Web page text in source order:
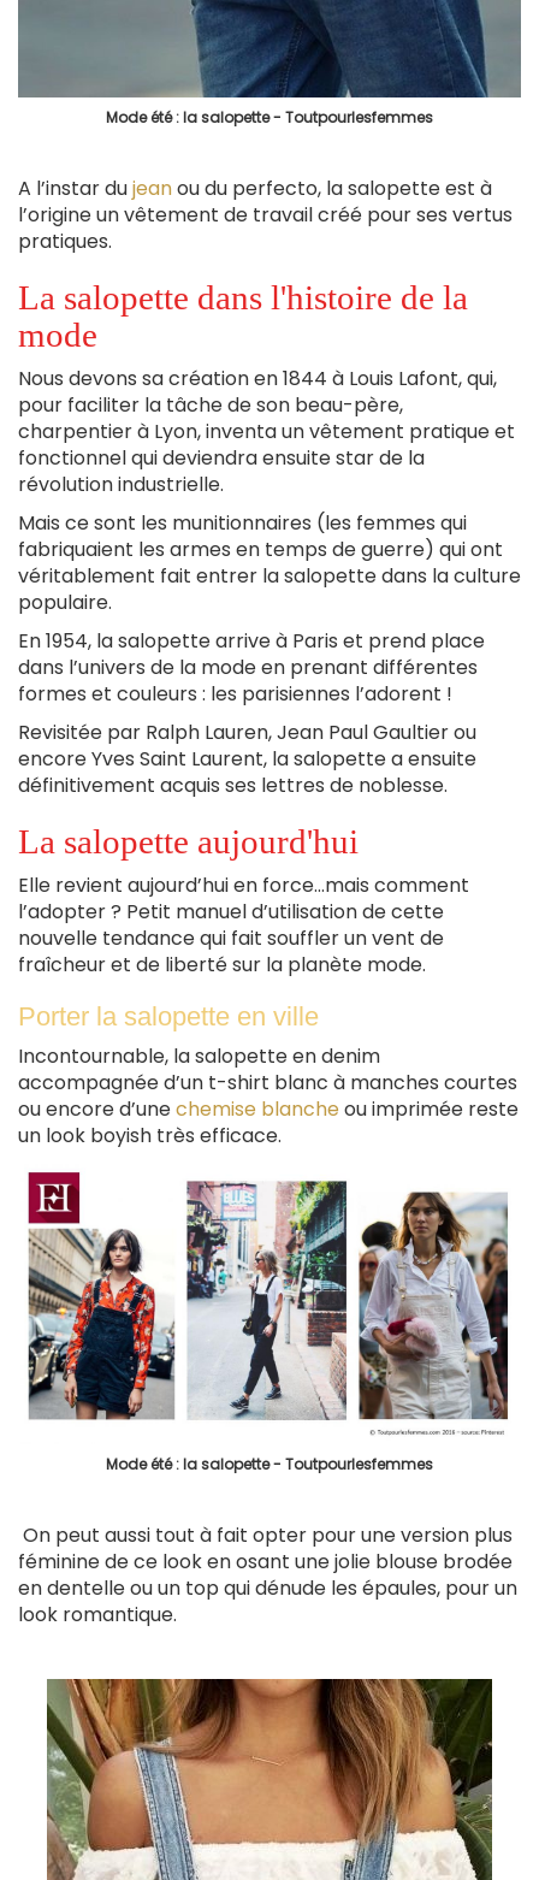
Mode été : la salopette - Toutpourlesfemmes
A l’instar dujeanou du perfecto, la salopette est à
l’origine un vêtement de travail créé pour ses vertus
pratiques.
La salopette dans l'histoire de la
mode
Nous devons sa création en 1844 à Louis Lafont, qui,
pour faciliter la tâche de son beau-père,
charpentier à Lyon, inventa un vêtement pratique et
fonctionnel qui deviendra ensuite star de la
révolution industrielle.
Mais ce sont les munitionnaires (les femmes qui
fabriquaient les armes en temps de guerre) qui ont
véritablement fait entrer la salopette dans la culture
populaire.
En 1954, la salopette arrive à Paris et prend place
dans l’univers de la mode en prenant différentes
formes et couleurs : les parisiennes l’adorent !
Revisitée par Ralph Lauren, Jean Paul Gaultier ou
encore Yves Saint Laurent, la salopette a ensuite
définitivement acquis ses lettres de noblesse.
La salopette aujourd'hui
Elle revient aujourd’hui en force…mais comment
l’adopter ? Petit manuel d’utilisation de cette
nouvelle tendance qui fait souffler un vent de
fraîcheur et de liberté sur la planète mode.
Porter la salopette en ville
Incontournable, la salopette en denim
accompagnée d’un t-shirt blanc à manches courtes
ou encore d’unechemise blanche ou imprimée reste
un look boyish très efficace.
Mode été : la salopette - Toutpourlesfemmes
On peut aussi tout à fait opter pour une version plus
féminine de ce look en osant une jolie blouse brodée
en dentelle ou un top qui dénude les épaules, pour un
look romantique.